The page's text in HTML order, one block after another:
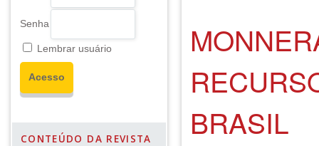
Senha
Lembrar usuário
CONTEÚDO DA REVISTA
BRASIL